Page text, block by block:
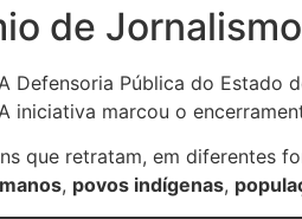
de
Defensoria Pública do Estado
iniciativa marcou o
que retratam, em diferentes
, povos indígenas,